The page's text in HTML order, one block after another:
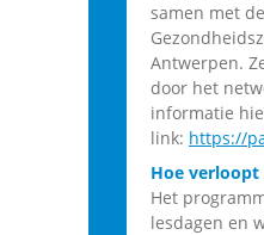
samen met
Antwerpen.
door het
informatie
link: https://
Hoe verloopt
Het
lesdagen en